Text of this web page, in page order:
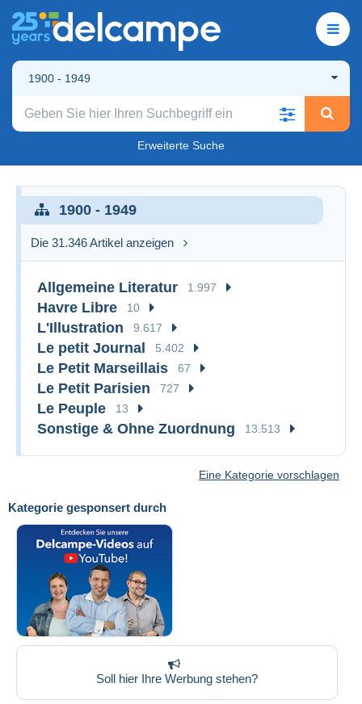
1900 - 1949
Erweiterte Suche
Kategorie gesponsert durch
Soll hier Ihre Werbung stehen?
1900 - 1949
Die 31.346 Artikel anzeigen
Allgemeine Literatur 1.997
Havre Libre 10
L'Illustration 9.617
Le petit Journal 5.402
Le Petit Marseillais 67
Le Petit Parisien 727
Le Peuple 13
Sonstige & Ohne Zuordnung 13.513
Eine Kategorie vorschlagen